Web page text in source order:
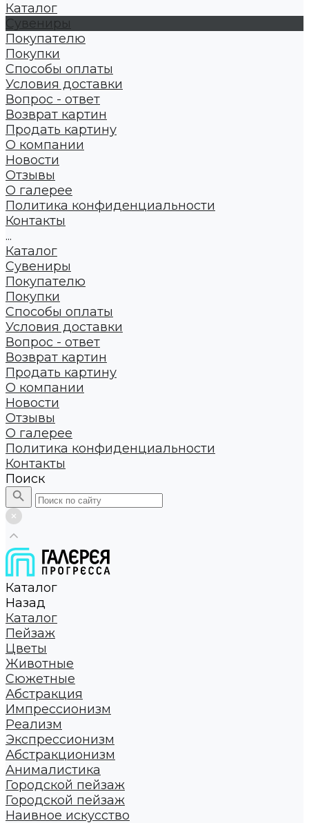
Каталог
Сувениры
Покупателю
Покупки
Способы оплаты
Условия доставки
Вопрос - ответ
Возврат картин
Продать картину
О компании
Новости
Отзывы
О галерее
Политика конфиденциальности
Контакты
...
Каталог
Сувениры
Покупателю
Покупки
Способы оплаты
Условия доставки
Вопрос - ответ
Возврат картин
Продать картину
О компании
Новости
Отзывы
О галерее
Политика конфиденциальности
Контакты
Поиск
Каталог
Назад
Каталог
Пейзаж
Цветы
Животные
Сюжетные
Абстракция
Импрессионизм
Реализм
Экспрессионизм
Абстракционизм
Анималистика
Городской пейзаж
Городской пейзаж
Наивное искусство